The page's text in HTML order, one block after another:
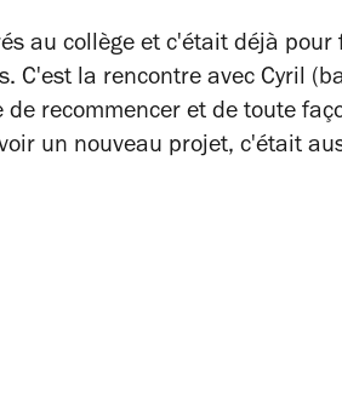
au collège et c'était déjà
C'est la rencontre avec Cyril
recommencer et de toute
un nouveau projet, c'était